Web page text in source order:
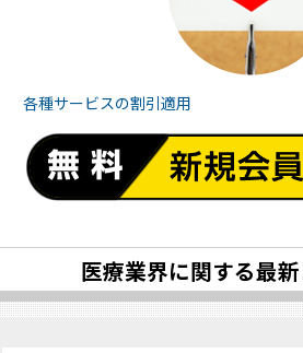
各種サービスの割引適用
医療業界に関する最